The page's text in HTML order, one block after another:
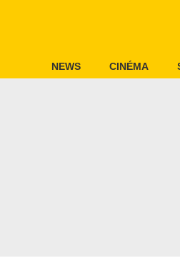
NEWS CINÉMA